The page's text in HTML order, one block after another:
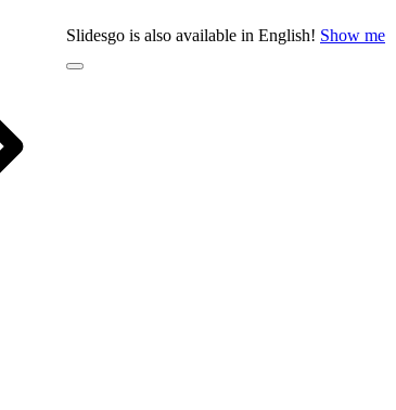
Slidesgo is also available in English! Show me